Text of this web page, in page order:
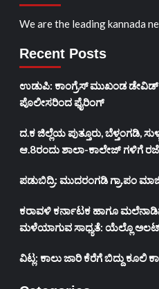
We are the leading kannada
Recent Posts
ಉಡುಪಿ: ಕಾಂಗ್ರೆಸ್ ಮುಖಂಡ
ಪೊಲೀಸರಿಂದ ಫೈರಿಂಗ್
ದ.ಕ ಜಿಲ್ಲೆಯ ಪುತ್ತೂರು, ಬೆಳ್ತಂಗಡಿ,
ಆ.8ರಂದು ಶಾಲಾ-ಕಾಲೇಜ್ ಗಳಿಗೆ ರಜೆ
ಪಡುಬಿದ್ರಿ: ಮುದರಂಗಡಿ ಗ್ರಾ.ಪಂ ಮಾಜಿ
ಕರಾವಳಿ ಕರ್ನಾಟಕ ಹಾಗೂ
ಮಳೆಯಾಗುವ ಸಾಧ್ಯತೆ: ಯೆಲ್ಲೊ
ವಿಟ್ಲ: ಕಾಲು ಜಾರಿ ಕೆರೆಗೆ ಬಿದ್ದು ಕೂಲಿ